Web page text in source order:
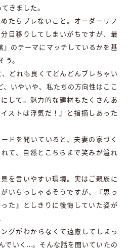
きました。
たらブレないこと。オーダーリノ
目移りしてしまいがちですが、最
のテーマにマッチしているかを基
。
どれも良くてどんどんブレちゃい
いやいや、私たちの方向性はここ
して。魅力的な建材もたくさんあ
ストは浮気だ！』と指摘しあった
ドを聞いていると、夫妻の家づく
て、自然とこちらまで笑みが溢れ
を言いやすい環境。実はご親族に
いらっしゃるそうですが、『思っ
た』としきりに後悔していた姿が
グがわからなくて遠慮してしまっ
でいく…。そんな話を聞いていたの